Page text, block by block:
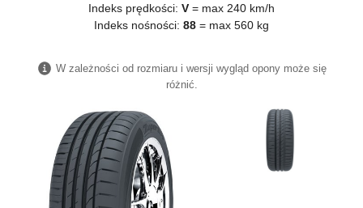
Indeks prędkości: V = max 240 km/h
Indeks nośności: 88 = max 560 kg
W zależności od rozmiaru i wersji wygląd opony może się
różnić.